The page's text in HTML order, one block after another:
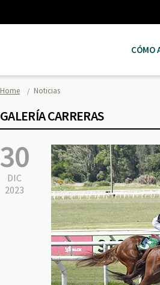
CÓMO
Home Noticias
GALERÍA CARRERAS
30
DIC
2023